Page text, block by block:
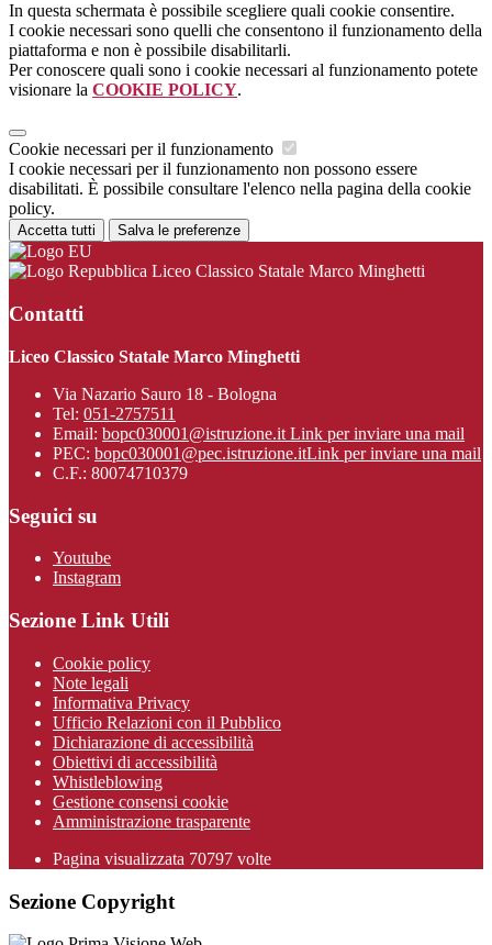
In questa schermata è possibile scegliere quali cookie consentire.
I cookie necessari sono quelli che consentono il funzionamento della
piattaforma e non è possibile disabilitarli.
Per conoscere quali sono i cookie necessari al funzionamento potete
visionare la COOKIE POLICY.
Cookie necessari per il funzionamento
I cookie necessari per il funzionamento non possono essere
disabilitati. È possibile consultare l'elenco nella pagina della cookie
policy.
Accetta tutti Salva le preferenze
Liceo Classico Statale Marco Minghetti
Contatti
Liceo Classico Statale Marco Minghetti
Via Nazario Sauro 18 - Bologna
Tel: 051-2757511
Email: bopc030001@istruzione.it Link per inviare una mail
PEC: bopc030001@pec.istruzione.itLink per inviare una mail
C.F.: 80074710379
Seguici su
Youtube
Instagram
Sezione Link Utili
Cookie policy
Note legali
Informativa Privacy
Ufficio Relazioni con il Pubblico
Dichiarazione di accessibilità
Obiettivi di accessibilità
Whistleblowing
Gestione consensi cookie
Amministrazione trasparente
Pagina visualizzata 70797 volte
Sezione Copyright